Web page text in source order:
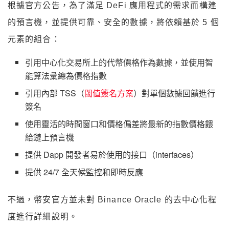
根據官方公告，為了滿足 DeFi 應用程式的需求而構建
的預言機，並提供可靠、安全的數據，將依賴基於 5 個
元素的組合：
引用中心化交易所上的代幣價格作為數據，並使用智
能算法彙總為價格指數
引用內部 TSS（閾值簽名方案）對單個數據回饋進行
簽名
使用靈活的時間窗口和價格偏差將最新的指數價格餵
給鏈上預言機
提供 Dapp 開發者易於使用的接口（interfaces）
提供 24/7 全天候監控和即時反應
不過，幣安官方並未對 Binance Oracle 的去中心化程
度進行詳細說明。